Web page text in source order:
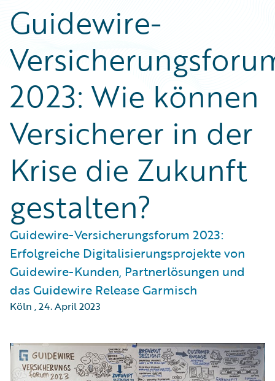
Guidewire-
2023: Wie können
Versicherer in der
Krise die Zukunft
gestalten?
Guidewire-Versicherungsforum 2023:
Erfolgreiche Digitalisierungsprojekte von
Guidewire-Kunden, Partnerlösungen und
das Guidewire Release Garmisch
Köln ,24. April 2023